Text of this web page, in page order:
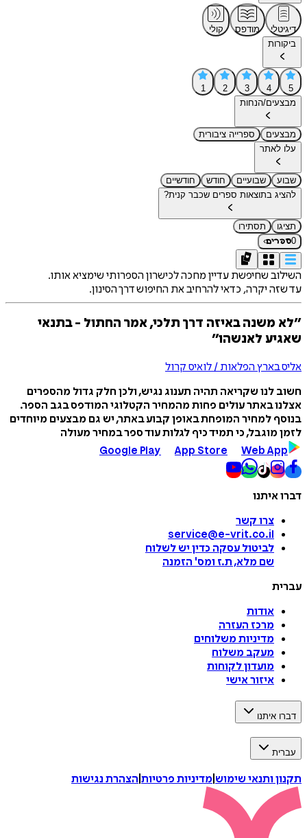
דיגיטלי מודפס
קולי
ביקורות
5
4
3
2
1
מבצעים/הנחות
מבצעים
ספרייה ציבורית
עלו לאתר
שבוע שבועיים חודש
חודשיים
להציג בתוצאות ספרים שכבר קנית?
תציגו
תסתירו
0ספרים›
השילוב שחיפשת עדיין מחכה לכישרון הספרותי שימציא אותו.
עד שזה יקרה, כדאי להרחיב את החיפוש דרך הסינון.
״לא משנה באיזה דרך תלכי, אמר החתול - בתנאי
שאגיע לאנשהו״
אליס בארץ הפלאות / לואיס קרול
חשוב לנו שקריאה תהיה תענוג נגיש, ולכן חלק גדול מהספרים
אצלנו באתר עולים פחות מהמחיר הקטלוגי המודפס בגב הספר.
בנוסף למחיר המופחת באופן קבוע באתר, יש גם מבצעים מיוחדים
לזמן מוגבל, כי תמיד כיף לגלות עוד ספר במחיר מעולה
Google Play
App Store Web App
דברו איתנו
צרו קשר
service@e-vrit.co.il
לביטול עסקה כדין יש לשלוח
שם מלא, ת.ז ומס' הזמנה
עברית
אודות
מרכז העזרה
מדיניות משלוחים
מעקב משלוח
מועדון לקוחות
איזור אישי
דברו איתנו
עברית
תקנון ותנאי שימוש מדיניות פרטיות הצהרת נגישות